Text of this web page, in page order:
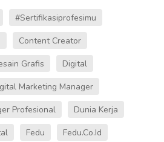
#sertifikasiprofesimu
Content Creator
Grafis
Digital
Marketing Manager
Profesional
Dunia Kerja
Fedu
Fedu.co.id